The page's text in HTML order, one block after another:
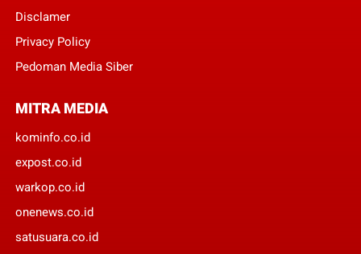
Disclamer
Privacy Policy
Pedoman Media Siber
MITRA MEDIA
kominfo.co.id
expost.co.id
warkop.co.id
onenews.co.id
satusuara.co.id